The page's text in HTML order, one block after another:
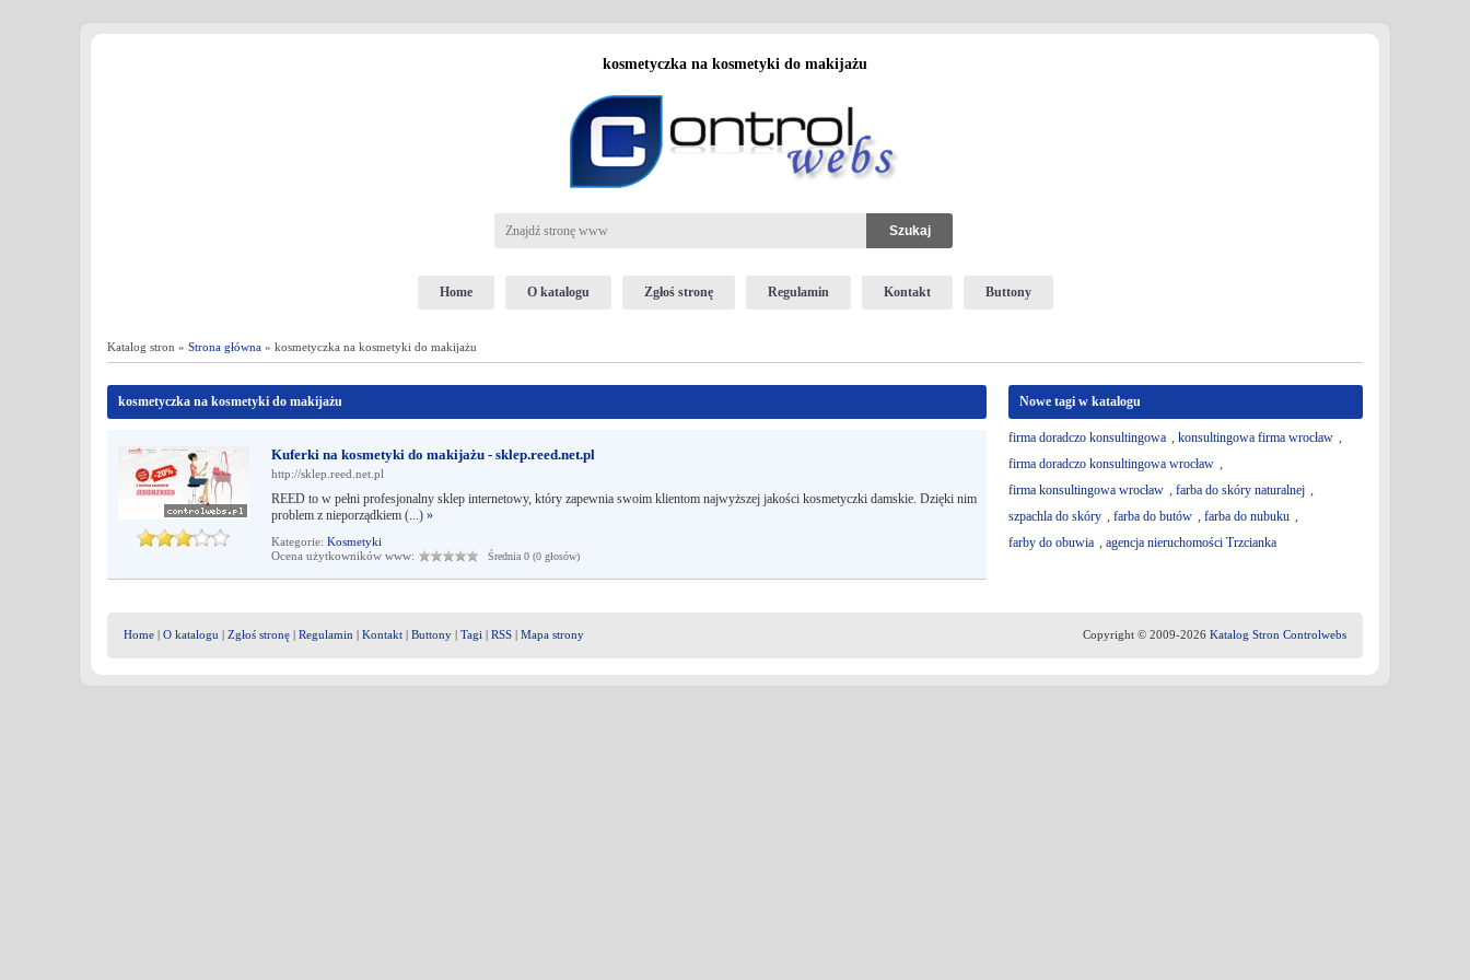
kosmetyczka na kosmetyki do makijażu
Home O katalogu Zgłoś stronę Regulamin Kontakt Buttony
Katalog stron » Strona główna » kosmetyczka na kosmetyki do makijażu
kosmetyczka na kosmetyki do makijażu
Kuferki na kosmetyki do makijażu - sklep.reed.net.pl
http://sklep.reed.net.pl
REED to w pełni profesjonalny sklep internetowy, który zapewnia swoim klientom najwyższej jakości kosmetyczki damskie. Dzięki nim
problem z nieporządkiem (...) »
Kategorie: Kosmetyki
Ocena użytkowników www:
Średnia 0 (0 głosów)
Nowe tagi w katalogu
firma doradczo konsultingowa , konsultingowa firma wrocław ,
firma doradczo konsultingowa wrocław ,
firma konsultingowa wrocław , farba do skóry naturalnej ,
szpachla do skóry , farba do butów , farba do nubuku ,
farby do obuwia , agencja nieruchomości Trzcianka
Home | O katalogu | Zgłoś stronę | Regulamin | Kontakt | Buttony | Tagi | RSS | Mapa strony Copyright © 2009-2026 Katalog Stron Controlwebs